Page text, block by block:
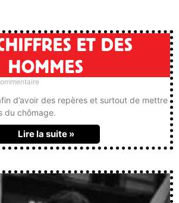
ET DES
HOMMES
d’avoir des repères et surtout de mettre
du chômage.
Lire la suite »